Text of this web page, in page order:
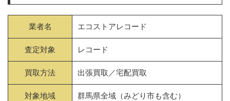
業者名 エコストアレコード
査定対象 レコード
買取方法 出張買取／宅配買取
対象地域 群馬県全域（みどり市も含む）